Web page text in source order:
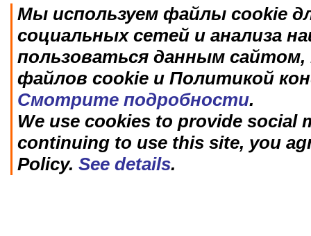
Мы используем файлы cookie
социальных сетей и анализа
пользоваться данным
файлов cookie и Политикой
Смотрите подробности.
We use cookies to provide social
continuing to use this site, you
Policy. See details.